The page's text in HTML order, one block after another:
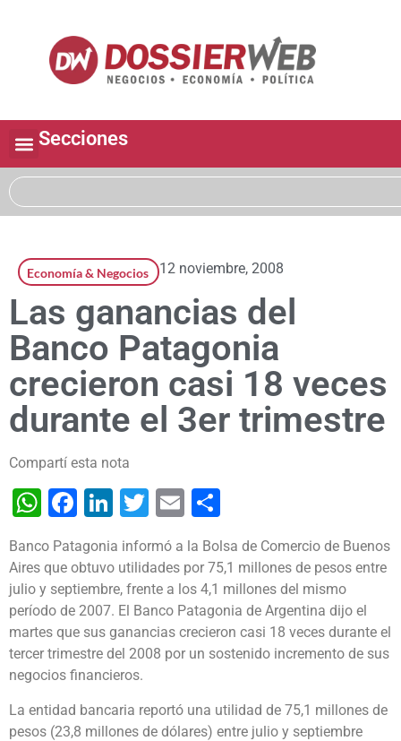
Secciones
Economía & Negocios 12 noviembre, 2008
Las ganancias del
Banco Patagonia
crecieron casi 18 veces
durante el 3er trimestre
Compartí esta nota
WhatsApp
Facebook
LinkedIn
Twitter
Email
Banco Patagonia informó a la Bolsa de Comercio de Buenos
Aires que obtuvo utilidades por 75,1 millones de pesos entre
julio y septiembre, frente a los 4,1 millones del mismo
período de 2007. El Banco Patagonia de Argentina dijo el
martes que sus ganancias crecieron casi 18 veces durante el
tercer trimestre del 2008 por un sostenido incremento de sus
negocios financieros.
La entidad bancaria reportó una utilidad de 75,1 millones de
pesos (23,8 millones de dólares) entre julio y septiembre